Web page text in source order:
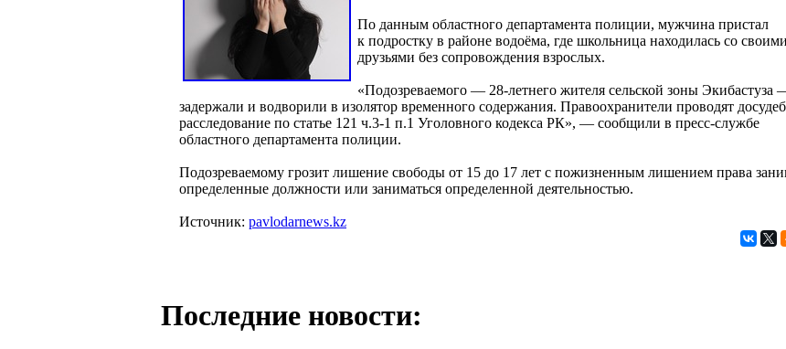
По данным областного департамента полиции, мужчина пристал
к подростку в районе водоёма, где школьница находилась со своими
друзьями без сопровождения взрослых.
«Подозреваемого — 28-летнего жителя сельской зоны Экибастуза
задержали и водворили в изолятор временного содержания. Правоохранители проводят
расследование по статье 121 ч.3-1 п.1 Уголовного кодекса РК», — сообщили в пресс-службе
областного департамента полиции.
Подозреваемому грозит лишение свободы от 15 до 17 лет с пожизненным лишением права
определенные должности или заниматься определенной деятельностью.
Источник: pavlodarnews.kz
Последние новости: